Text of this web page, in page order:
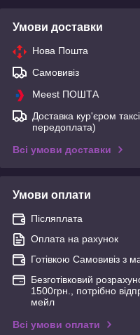
Умови доставки
Нова Пошта
Самовивіз
Meest ПОШТА
Доставка кур'єром
передоплата)
Всі умови доставки
Умови оплати
Післяплата
Оплата на рахунок
Готівкою Самовивіз з
Безготівковий
1500грн., потрібно
мейл
Всі умови оплати